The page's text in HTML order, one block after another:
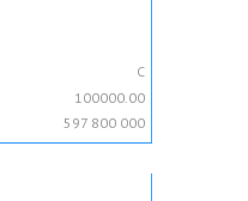
C
100000.00
597 800 000